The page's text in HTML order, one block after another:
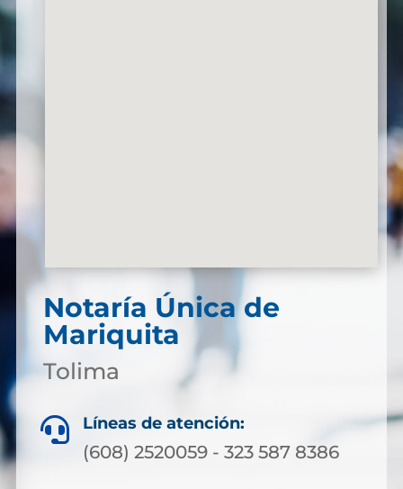
Notaría Única de
Mariquita
Tolima
 Líneas de atención:
(608) 2520059 - 323 587 8386